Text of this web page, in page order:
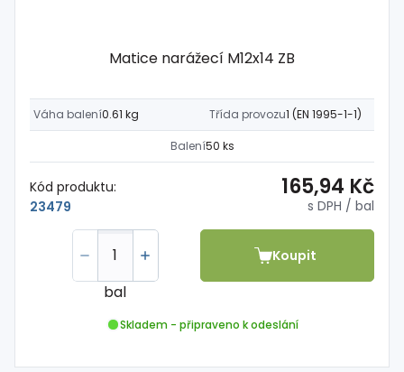
Matice narážecí M12x14 ZB
Váha balení0.61 kg Třída provozu1 (EN 1995-1-1)
Balení50 ks
Kód produktu:
23479
165,94 Kč
s DPH / bal
bal
Koupit
Skladem - připraveno k odeslání